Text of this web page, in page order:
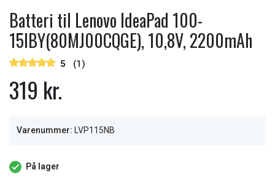
Batteri til Lenovo IdeaPad 100-
15IBY(80MJ00CQGE), 10,8V, 2200mAh
5 (1)
319 kr.
Varenummer: LVP115NB
På lager